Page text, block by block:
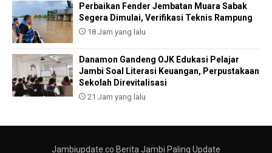
Perbaikan Fender Jembatan Muara Sabak
Segera Dimulai, Verifikasi Teknis Rampung
18 Jam yang lalu
Danamon Gandeng OJK Edukasi Pelajar
Jambi Soal Literasi Keuangan, Perpustakaan
Sekolah Direvitalisasi
21 Jam yang lalu
Jambiupdate.co Berita Jambi Paling Update